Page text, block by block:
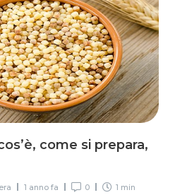
come si prepara,
1 anno fa 0 1 min